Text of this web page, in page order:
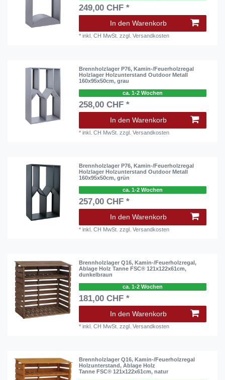
249,00 CHF *
In den Warenkorb
*inkl. CH MwSt. zzgl.Versandkosten
Brennholzlager P76, Kamin-/Feuerholzregal
Holzlager Holzunterstand Outdoor Metall
160x95x50cm, grau
ca. 1-2 Wochen
258,00 CHF *
In den Warenkorb
*inkl. CH MwSt. zzgl.Versandkosten
Brennholzlager P76, Kamin-/Feuerholzregal
Holzlager Holzunterstand Outdoor Metall
160x95x50cm, grün
ca. 1-2 Wochen
257,00 CHF *
In den Warenkorb
*inkl. CH MwSt. zzgl.Versandkosten
Brennholzlager Q16, Kamin-/Feuerholzregal,
Ablage Holz Tanne FSC® 121x122x61cm,
dunkelbraun
ca. 1-2 Wochen
181,00 CHF *
In den Warenkorb
*inkl. CH MwSt. zzgl.Versandkosten
Brennholzlager Q16, Kamin-/Feuerholzregal
Holzunterstand, Ablage Holz
Tanne FSC® 121x122x61cm, natur